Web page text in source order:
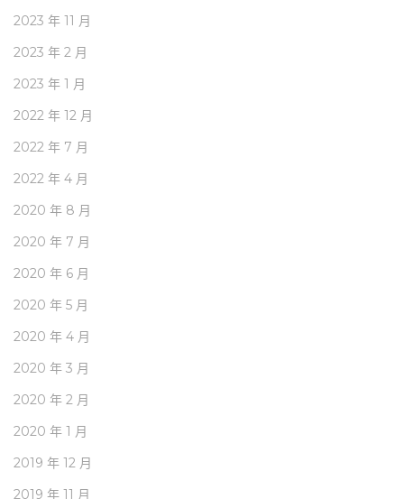
2023 年 11 月
2023 年 2 月
2023 年 1 月
2022 年 12 月
2022 年 7 月
2022 年 4 月
2020 年 8 月
2020 年 7 月
2020 年 6 月
2020 年 5 月
2020 年 4 月
2020 年 3 月
2020 年 2 月
2020 年 1 月
2019 年 12 月
2019 年 11 月